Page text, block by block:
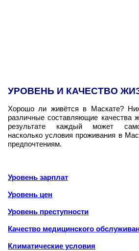
УРОВЕНЬ И КАЧЕСТВО
Хорошо ли живётся в Маскате?
различные составляющие качества
результате каждый может
насколько условия проживания в
предпочтениям.
Уровень зарплат
Уровень цен
Уровень преступности
Качество медицинского
Климатические условия